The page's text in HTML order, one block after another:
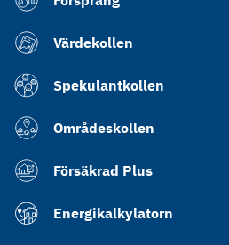
Värdekollen
Spekulantkollen
Områdeskollen
Försäkrad Plus
Energikalkylatorn